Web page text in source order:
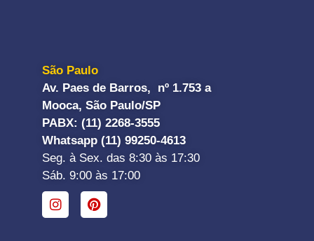
São Paulo
Av. Paes de Barros, nº 1.753 a
Mooca, São Paulo/SP
PABX: (11) 2268-3555
Whatsapp (11) 99250-4613
Seg. à Sex. das 8:30 às 17:30
Sáb. 9:00 às 17:00